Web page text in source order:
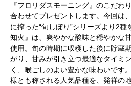
『フロリダスモーニング』のこだわ
合わせてプレゼントします。今回は
に搾った“旬しぼり”シリーズより2
知火』は、爽やかな酸味と穏やかな
使用。旬の時期に収穫した後に貯蔵
がり、甘みが引き立つ最適なタイミ
く、喉ごしのよい豊かな味わいです
様とも称される人気品種を、発祥の